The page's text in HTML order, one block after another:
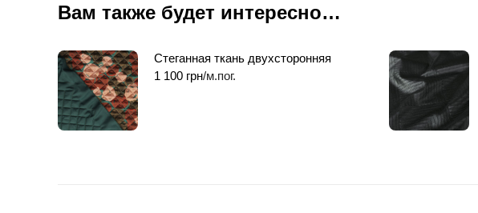
Вам также будет интересно…
Стеганная ткань двухсторонняя
1 100 грн/м.пог.